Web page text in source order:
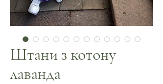
Штани з котону
лаванда